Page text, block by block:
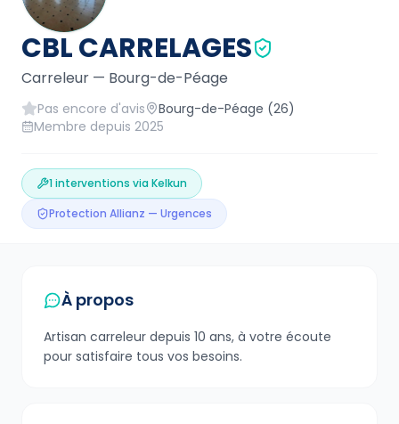
CBL CARRELAGES
Carreleur — Bourg-de-Péage
Pas encore d'avis Bourg-de-Péage (26)
Membre depuis 2025
1interventions via Kelkun
Protection Allianz — Urgences
À propos
Artisan carreleur depuis 10 ans, à votre écoute
pour satisfaire tous vos besoins.